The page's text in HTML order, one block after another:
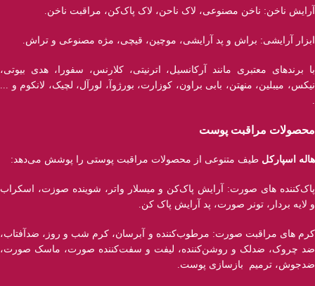
آرایش ناخن: ناخن مصنوعی، لاک ناحن، لاک پاک‌کن، مراقبت ناخن.
ابزار آرایشی: براش و پد آرایشی، موچین، قیچی، مژه مصنوعی و تراش.
با برند‌های معتبری مانند آرکانسیل، اترنیتی، کلارنس، سفورا، هدی بیوتی،
نیکس، میبلین، منهتن، بابی براون، کوزارت، بورژوآ، لورآل، لچیک، لانکوم و ...
.
محصولات مراقبت پوست
هاله اسپارکل طیف متنوعی از محصولات مراقبت پوستی را پوشش می‌دهد:
پاک‌کننده ‌های صورت: آرایش پاک‌کن و میسلار واتر، شوینده صوزت، اسکراب
و لایه بردار، تونر صورت، پد آرایش پاک کن.
کرم های مراقبت صورت: مرطوب‌کننده و آبرسان، کرم شب و روز، ضدآفتاب،
ضد چروک، ضدلک و روشن‌کننده، لیفت و سفت‌کننده صورت، ماسک صورت،
ضدجوش، ترمیم بازسازی پوست.